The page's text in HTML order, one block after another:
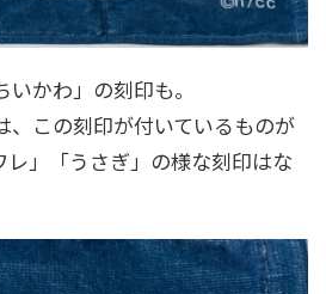
かわ」の刻印も。
、この刻印が付いているものが
レ」「うさぎ」の様な刻印はな